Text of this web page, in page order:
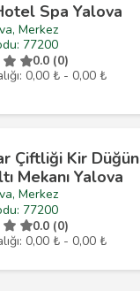
Spa Yalova
Merkez
77200
0.0 (0)
0,00 ₺ - 0,00 ₺
Çiftliği Kir
Mekanı Yalova
Merkez
77200
0.0 (0)
0,00 ₺ - 0,00 ₺